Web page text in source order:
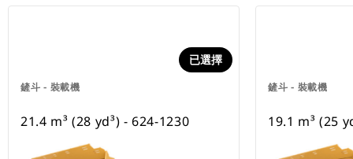
鏟斗 - 裝載機
已選擇
21.4 m³ (28 yd³) - 624-1230
鏟斗 - 裝載機
19.1 m³ (25